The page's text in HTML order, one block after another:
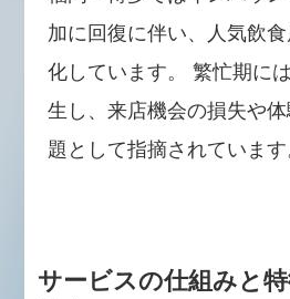
加に回復に伴い、人気飲
化しています。 繁忙期に
生し、来店機会の損失や
題として指摘されています
サービスの仕組みと